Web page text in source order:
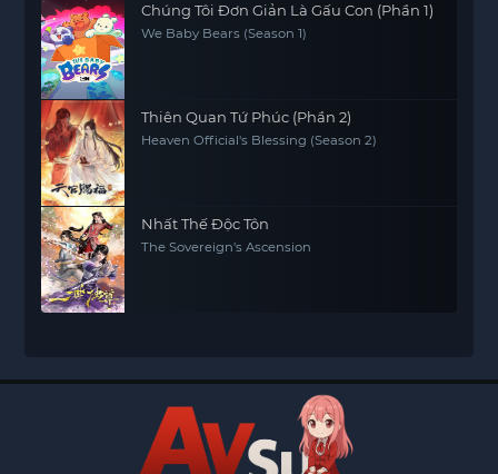
Chúng Tôi Đơn Giản Là Gấu Con (Phần 1)
We Baby Bears (Season 1)
Thiên Quan Tứ Phúc (Phần 2)
Heaven Official's Blessing (Season 2)
Nhất Thế Độc Tôn
The Sovereign's Ascension